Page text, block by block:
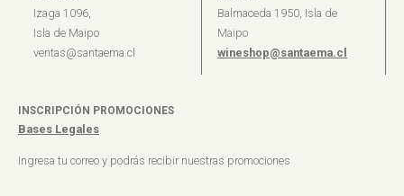
Izaga 1096,
Isla de Maipo
ventas@santaema.cl
Balmaceda 1950, Isla de
Maipo
wineshop@santaema.cl
INSCRIPCIÓN PROMOCIONES
Bases Legales
Ingresa tu correo y podrás recibir nuestras promociones